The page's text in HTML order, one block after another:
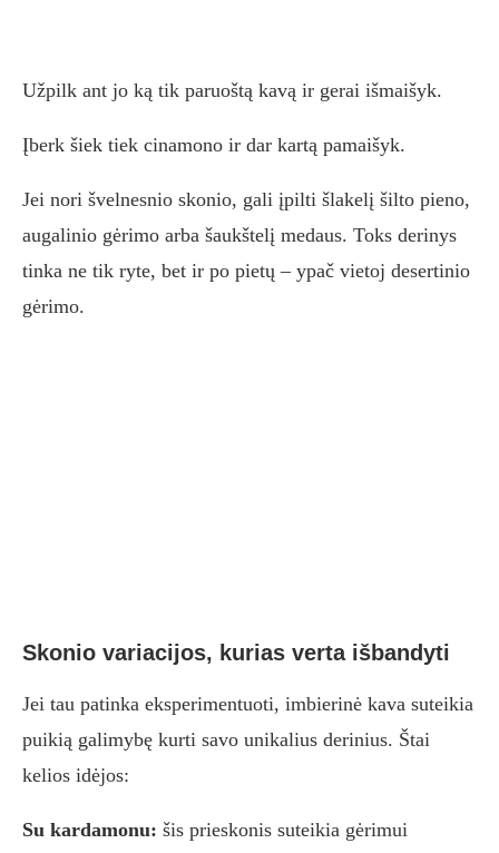
Užpilk ant jo ką tik paruoštą kavą ir gerai išmaišyk.
Įberk šiek tiek cinamono ir dar kartą pamaišyk.
Jei nori švelnesnio skonio, gali įpilti šlakelį šilto pieno,
augalinio gėrimo arba šaukštelį medaus. Toks derinys
tinka ne tik ryte, bet ir po pietų – ypač vietoj desertinio
gėrimo.
Skonio variacijos, kurias verta išbandyti
Jei tau patinka eksperimentuoti, imbierinė kava suteikia
puikią galimybę kurti savo unikalius derinius. Štai
kelios idėjos:
Su kardamonu: šis prieskonis suteikia gėrimui